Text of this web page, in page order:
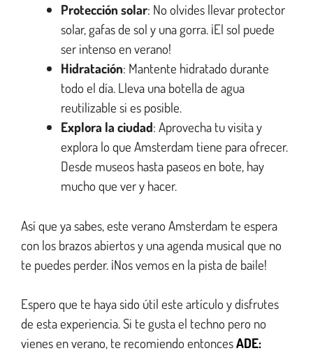
Protección solar: No olvides llevar protector
solar, gafas de sol y una gorra. ¡El sol puede
ser intenso en verano!
Hidratación: Mantente hidratado durante
todo el día. Lleva una botella de agua
reutilizable si es posible.
Explora la ciudad: Aprovecha tu visita y
explora lo que Amsterdam tiene para ofrecer.
Desde museos hasta paseos en bote, hay
mucho que ver y hacer.
Así que ya sabes, este verano Amsterdam te espera
con los brazos abiertos y una agenda musical que no
te puedes perder. ¡Nos vemos en la pista de baile!
Espero que te haya sido útil este artículo y disfrutes
de esta experiencia. Si te gusta el techno pero no
vienes en verano, te recomiendo entoncesADE: